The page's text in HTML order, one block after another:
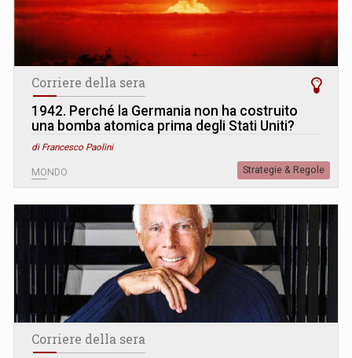
Corriere della sera
1942. Perché la Germania non ha costruito
una bomba atomica prima degli Stati Uniti?
di Francesco Paolini
MONDO Strategie & Regole
Corriere della sera